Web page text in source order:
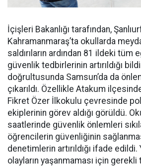
İçişleri Bakanlığı tarafından,
Kahramanmaraş’ta okullarda
saldırıların ardından 81 ildeki tüm
güvenlik tedbirlerinin artırıldığı
doğrultusunda Samsun’da da
çıkarıldı. Özellikle Atakum
Fikret Özer İlkokulu çevresinde
ekiplerinin görev aldığı görüldü.
saatlerinde güvenlik önlemleri
öğrencilerin güvenliğinin
denetimlerin artırıldığı ifade
olayların yaşanmaması için